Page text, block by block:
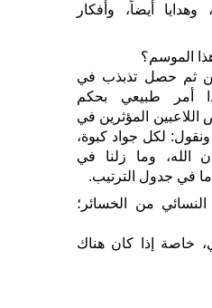
أيضاً، وأفكار
الموسم؟
ثم حصل تذبذب في
أمر طبيعي بحكم
اللاعبين المؤثرين في
لكل جواد كبوة،
الله، وما زلنا في
في جدول الترتيب.
من الخسائر؛
خاصة إذا كان هناك